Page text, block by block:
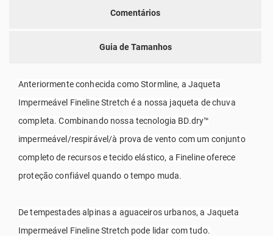
Comentários
Guia de Tamanhos
Anteriormente conhecida como Stormline, a Jaqueta
Impermeável Fineline Stretch é a nossa jaqueta de chuva
completa. Combinando nossa tecnologia BD.dry™
impermeável/respirável/à prova de vento com um conjunto
completo de recursos e tecido elástico, a Fineline oferece
proteção confiável quando o tempo muda.
De tempestades alpinas a aguaceiros urbanos, a Jaqueta
Impermeável Fineline Stretch pode lidar com tudo.